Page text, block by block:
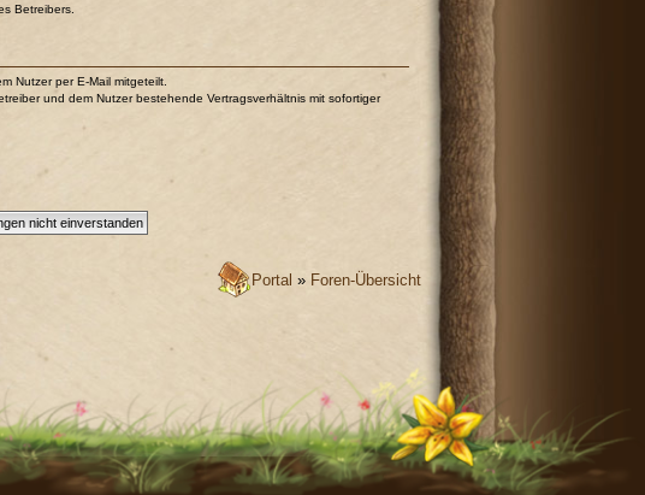
Betreibers.
Nutzer per E-Mail mitgeteilt.
und dem Nutzer bestehende Vertragsverhältnis mit sofortiger
Portal » Foren-Übersicht